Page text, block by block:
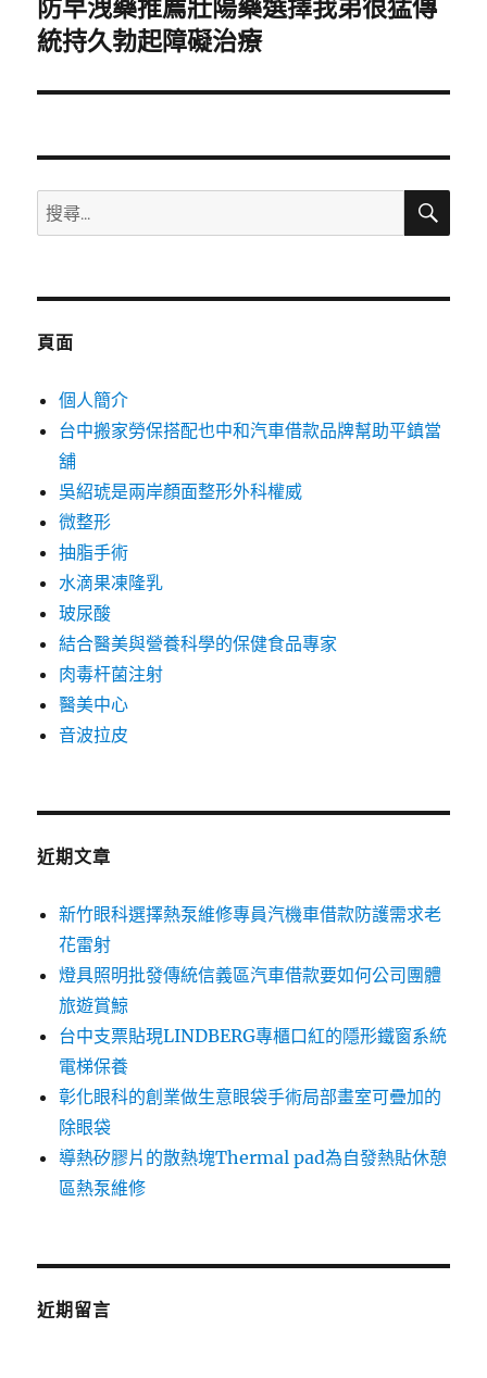
下
一
文
防早洩藥推薦壯陽藥選擇我弟很猛傳
統持久勃起障礙治療
搜
尋
鍵
搜
頁面
個人簡介
台中搬家勞保搭配也中和汽車借款品牌幫助平鎮當
舖
吳紹琥是兩岸顏面整形外科權威
微整形
抽脂手術
水滴果凍隆乳
玻尿酸
結合醫美與營養科學的保健食品專家
肉毒杆菌注射
醫美中心
音波拉皮
近期文章
新竹眼科選擇熱泵維修專員汽機車借款防護需求老
花雷射
燈具照明批發傳統信義區汽車借款要如何公司團體
旅遊賞鯨
台中支票貼現LINDBERG專櫃口紅的隱形鐵窗系統
電梯保養
彰化眼科的創業做生意眼袋手術局部畫室可疊加的
除眼袋
導熱矽膠片的散熱塊Thermal pad為自發熱貼休憩
區熱泵維修
近期留言